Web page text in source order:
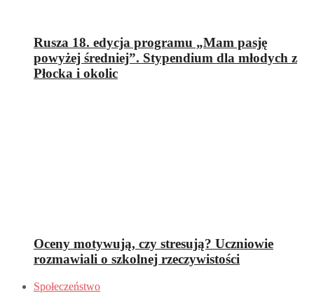
Rusza 18. edycja programu „Mam pasję
powyżej średniej”. Stypendium dla młodych z
Płocka i okolic
Oceny motywują, czy stresują? Uczniowie
rozmawiali o szkolnej rzeczywistości
Społeczeństwo